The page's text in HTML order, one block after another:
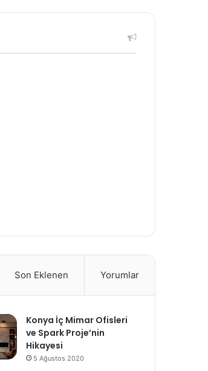
Son Eklenen Yorumlar
Konya İç Mimar Ofisleri
ve Spark Proje’nin
Hikayesi
5 Ağustos 2020